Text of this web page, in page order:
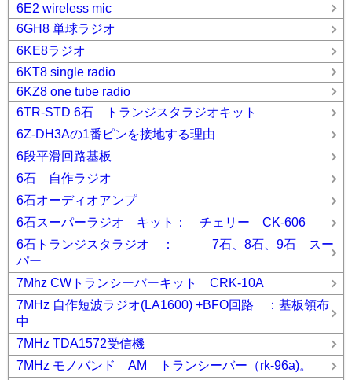
6E2 wireless mic
6GH8 単球ラジオ
6KE8ラジオ
6KT8 single radio
6KZ8 one tube radio
6TR-STD 6石 トランジスタラジオキット
6Z-DH3Aの1番ピンを接地する理由
6段平滑回路基板
6石 自作ラジオ
6石オーディオアンプ
6石スーパーラジオ キット： チェリー CK-606
6石トランジスタラジオ ： 7石、8石、9石 スー
パー
7Mhz CWトランシーバーキット CRK-10A
7MHz 自作短波ラジオ(LA1600) +BFO回路 ：基板領布
中
7MHz TDA1572受信機
7MHz モノバンド AM トランシーバー（rk-96a)。